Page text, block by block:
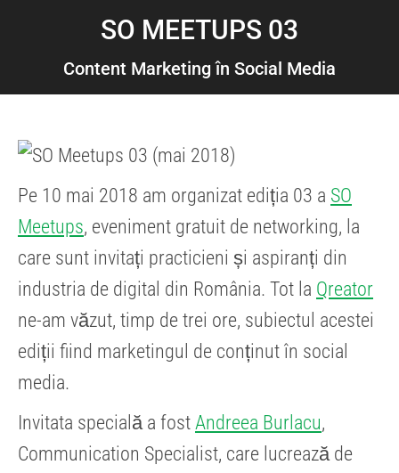
SO MEETUPS 03
Content Marketing în Social Media
Pe 10 mai 2018 am organizat ediția 03 a SO
Meetups, eveniment gratuit de networking, la
care sunt invitați practicieni și aspiranți din
industria de digital din România. Tot la Qreator
ne-am văzut, timp de trei ore, subiectul acestei
ediții fiind marketingul de conținut în social
media.
Invitata specială a fost Andreea Burlacu,
Communication Specialist, care lucrează de